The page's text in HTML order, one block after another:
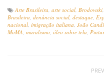
Arte Brasileira, arte social, Brodowski,
Brasileira, denúncia social, destaque,
nacional, imigração italiana, João
MoMA, muralismo, óleo sobre tela,